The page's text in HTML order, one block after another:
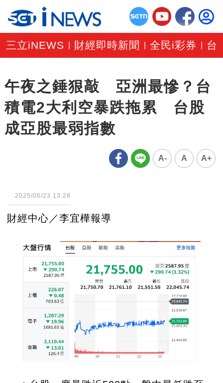
三立iNEWS 財經即時新聞 |全民i彩券 台
午夜之錘狠敲 亞洲最慘？台
積電2大利空暴跌拖累 台股
成亞股最弱指數
A- A A+
2025/06/23 13:28
財經中心／李宜樺報導